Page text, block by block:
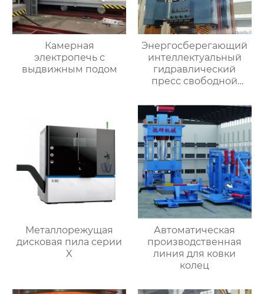
Камерная
электропечь с
выдвижным подом
Энергосберегающий
интеллектуальный
гидравлический
пресс свободной
Металлорежущая
дисковая пила серии
X
Автоматическая
производственная
линия для ковки
колец